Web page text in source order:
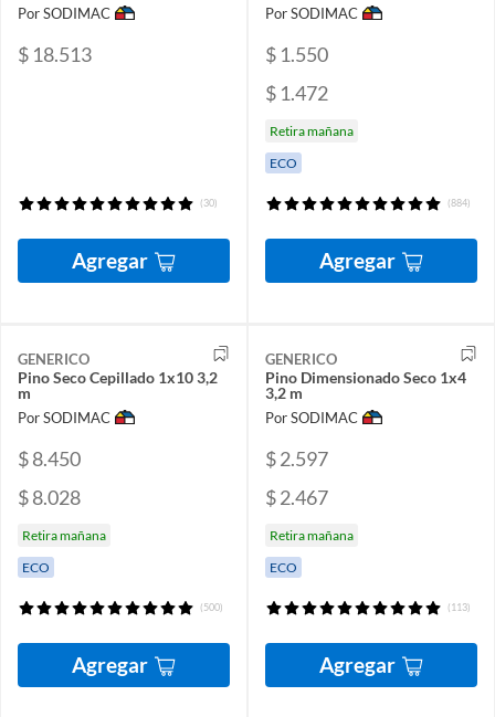
Por SODIMAC
$ 18.513
(30)
Agregar
Por SODIMAC
$ 1.550
$ 1.472
Retira mañana
ECO
(884)
Agregar
GENERICO
Pino Seco Cepillado 1x10 3,2
m
Por SODIMAC
$ 8.450
$ 8.028
Retira mañana
ECO
(500)
Agregar
GENERICO
Pino Dimensionado Seco 1x4
3,2 m
Por SODIMAC
$ 2.597
$ 2.467
Retira mañana
ECO
(113)
Agregar